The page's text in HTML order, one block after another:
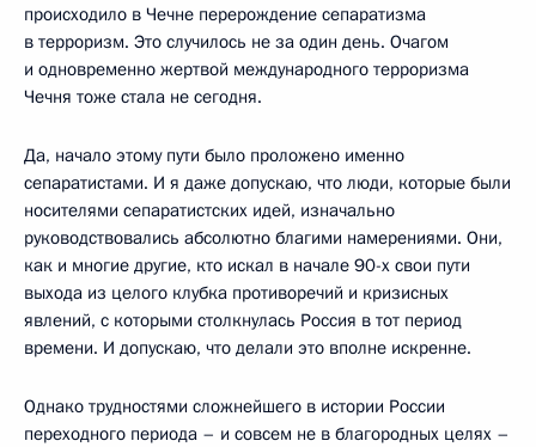
происходило в Чечне перерождение сепаратизма
в терроризм. Это случилось не за один день. Очагом
и одновременно жертвой международного терроризма
Чечня тоже стала не сегодня.
Да, начало этому пути было проложено именно
сепаратистами. И я даже допускаю, что люди, которые были
носителями сепаратистских идей, изначально
руководствовались абсолютно благими намерениями. Они,
как и многие другие, кто искал в начале 90-х свои пути
выхода из целого клубка противоречий и кризисных
явлений, с которыми столкнулась Россия в тот период
времени. И допускаю, что делали это вполне искренне.
Однако трудностями сложнейшего в истории России
переходного периода – и совсем не в благородных целях –